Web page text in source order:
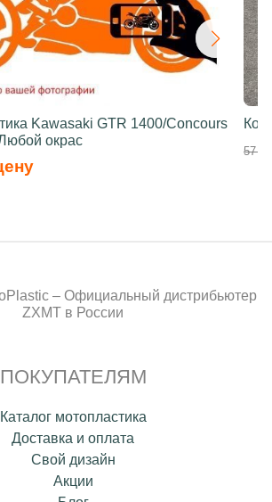
Kawasaki GTR 1400/Concours
окрас
57
– Официальный дистрибьютер
ZXMT в России
ПОКУПАТЕЛЯМ
Каталог мотопластика
Доставка и оплата
Свой дизайн
Акции